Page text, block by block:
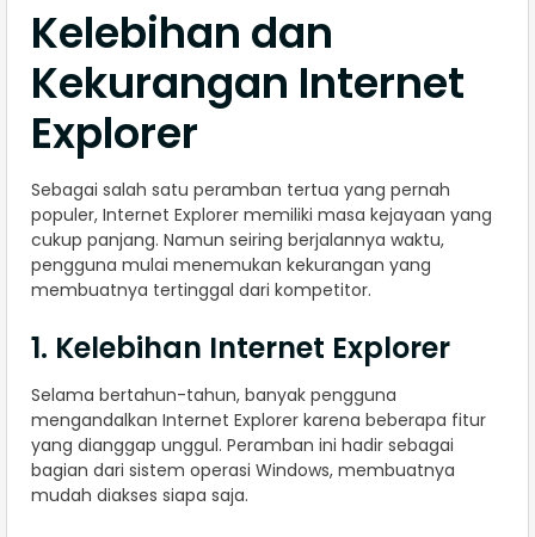
Kelebihan dan
Kekurangan Internet
Explorer
Sebagai salah satu peramban tertua yang pernah
populer, Internet Explorer memiliki masa kejayaan yang
cukup panjang. Namun seiring berjalannya waktu,
pengguna mulai menemukan kekurangan yang
membuatnya tertinggal dari kompetitor.
1. Kelebihan Internet Explorer
Selama bertahun-tahun, banyak pengguna
mengandalkan Internet Explorer karena beberapa fitur
yang dianggap unggul. Peramban ini hadir sebagai
bagian dari sistem operasi Windows, membuatnya
mudah diakses siapa saja.